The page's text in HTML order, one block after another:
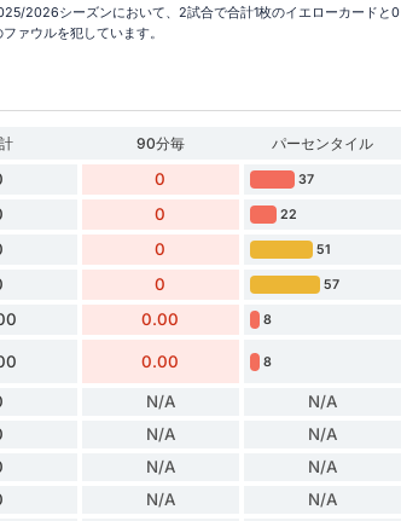
2026シーズンにおいて、2試合で合計1枚のイエローカードと0
ァウルを犯しています。
90分毎
パーセンタイル
0 37
0 22
0 51
0 57
0.00 8
0.00 8
N/A N/A
N/A N/A
N/A N/A
N/A N/A